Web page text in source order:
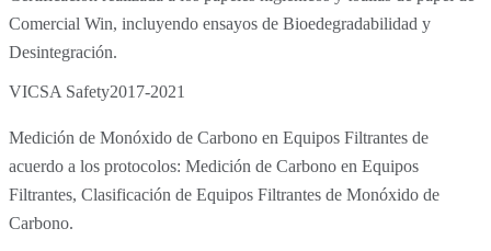
Comercial Win, incluyendo ensayos de Bioedegradabilidad y
Desintegración.
VICSA Safety2017-2021
Medición de Monóxido de Carbono en Equipos Filtrantes de
acuerdo a los protocolos: Medición de Carbono en Equipos
Filtrantes, Clasificación de Equipos Filtrantes de Monóxido de
Carbono.